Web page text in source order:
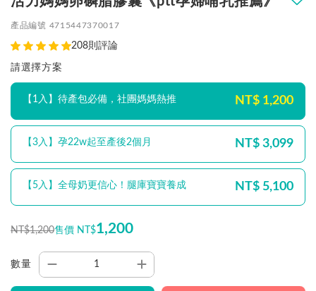
產品編號 4715447370017
208則評論
請選擇方案
【1入】待產包必備，社團媽媽熱推 NT$ 1,200
【3入】孕22w起至產後2個月 NT$ 3,099
【5入】全母奶更信心！腿庫寶寶養成 NT$ 5,100
NT$1,200售價 NT$1,200
數量